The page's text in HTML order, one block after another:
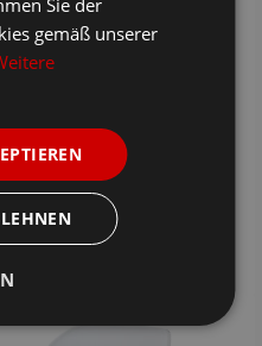
Sie der
gemäß unserer